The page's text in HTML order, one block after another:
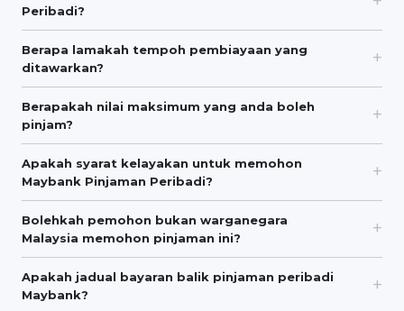
Peribadi?
Berapa lamakah tempoh pembiayaan yang
ditawarkan?
Berapakah nilai maksimum yang anda boleh
pinjam?
Apakah syarat kelayakan untuk memohon
Maybank Pinjaman Peribadi?
Bolehkah pemohon bukan warganegara
Malaysia memohon pinjaman ini?
Apakah jadual bayaran balik pinjaman peribadi
Maybank?